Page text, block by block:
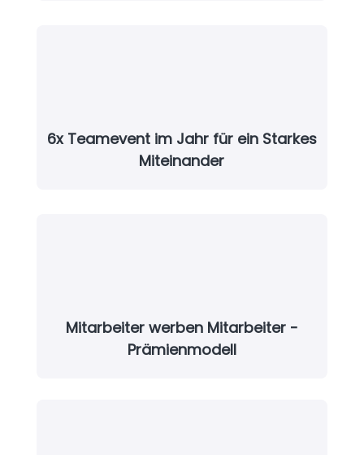
6x Teamevent im Jahr für ein Starkes
Miteinander
Mitarbeiter werben Mitarbeiter -
Prämienmodell